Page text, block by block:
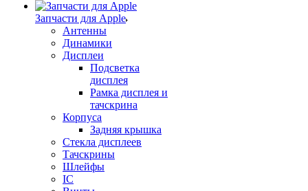
Запчасти для Apple
Антенны
Динамики
Дисплеи
Подсветка
дисплея
Рамка дисплея и
тачскрина
Корпуса
Задняя крышка
Стекла дисплеев
Тачскрины
Шлейфы
IC